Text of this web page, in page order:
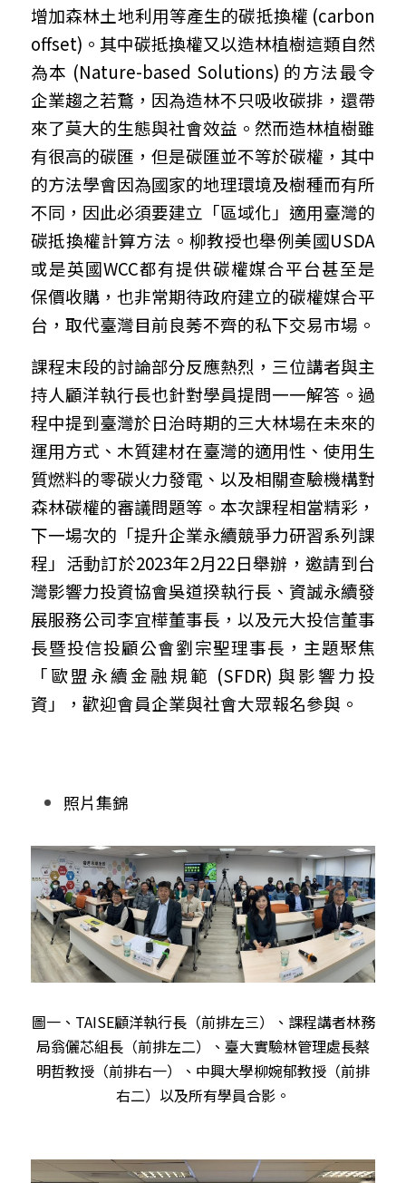
增加森林土地利用等產生的碳抵換權 (carbon
offset)。其中碳抵換權又以造林植樹這類自然
為本 (Nature-based Solutions) 的方法最令
企業趨之若鶩，因為造林不只吸收碳排，還帶
來了莫大的生態與社會效益。然而造林植樹雖
有很高的碳匯，但是碳匯並不等於碳權，其中
的方法學會因為國家的地理環境及樹種而有所
不同，因此必須要建立「區域化」適用臺灣的
碳抵換權計算方法。柳教授也舉例美國USDA
或是英國WCC都有提供碳權媒合平台甚至是
保價收購，也非常期待政府建立的碳權媒合平
台，取代臺灣目前良莠不齊的私下交易市場。
課程末段的討論部分反應熱烈，三位講者與主
持人顧洋執行長也針對學員提問一一解答。過
程中提到臺灣於日治時期的三大林場在未來的
運用方式、木質建材在臺灣的適用性、使用生
質燃料的零碳火力發電、以及相關查驗機構對
森林碳權的審議問題等。本次課程相當精彩，
下一場次的「提升企業永續競爭力研習系列課
程」活動訂於2023年2月22日舉辦，邀請到台
灣影響力投資協會吳道揆執行長、資誠永續發
展服務公司李宜樺董事長，以及元大投信董事
長暨投信投顧公會劉宗聖理事長，主題聚焦
「歐盟永續金融規範 (SFDR) 與影響力投
資」，歡迎會員企業與社會大眾報名參與。
照片集錦
圖一、TAISE顧洋執行長（前排左三）、課程講者林務
局翁儷芯組長（前排左二）、臺大實驗林管理處長蔡
明哲教授（前排右一）、中興大學柳婉郁教授（前排
右二）以及所有學員合影。